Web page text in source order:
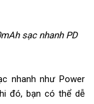
sạc nhanh PD
nhanh như Power
đó, bạn có thể dễ